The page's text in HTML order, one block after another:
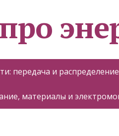
передача и распределение
материалы и